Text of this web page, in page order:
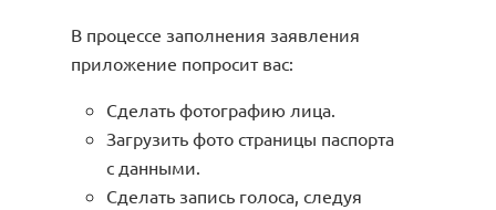
В процессе заполнения заявления
приложение попросит вас:
Сделать фотографию лица.
Загрузить фото страницы паспорта
с данными.
Сделать запись голоса, следуя